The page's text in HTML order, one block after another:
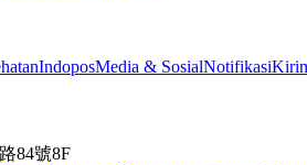
IndoposMedia & SosialNotifikasi
84號8F